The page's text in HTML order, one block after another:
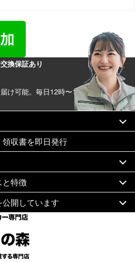
換保証あり
け可能。毎日12時〜19時スマホからも
収書を即日発行
と特徴
開しています